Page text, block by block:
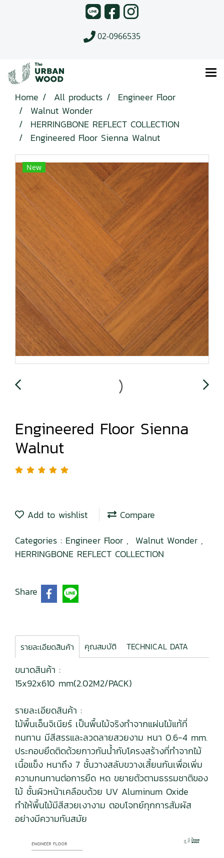
02-0966535
Home All products
Engineer Floor
Walnut Wonder
HERRINGBONE REFLECT COLLECTION
Engineered Floor Sienna Walnut
New
Engineered Floor Sienna
Walnut
Add to wishlist
Compare
Categories : Engineer Floor , Walnut Wonder ,
HERRINGBONE REFLECT COLLECTION
Share
รายละเอียดสินค้า คุณสมบัติ TECHNICAL DATA
ขนาดสินค้า :
15x92x610 mm(2.02M2/PACK)
รายละเอียดสินค้า :
ไม้พื้นเอ็นจิเนียร์ เป็นพื้นไม้จริงทำจากแผ่นไม้แท้ที่
ทนทาน มีสีสรรและลวดลายสวยงาม หนา 0.6-4 mm.
ประกอบยึดติดด้วยกาวกันน้ำกับโครงสร้างที่ทำจากไม้
เนื้อแข็ง หนาถึง 7 ชั้นวางสลับขวางเสี้ยนกันเพื่อเพิ่ม
ความทนทานต่อการยืด หด ขยายตัวตามธรรมชาติของ
ไม้ ชั้นผิวหน้าเคลือบด้วย UV Aluminum Oxide
ทำให้พื้นไม้มีสีสวยเงางาม ตอบโจทย์ทุกการสัมผัส
อย่างมีความทันสมัย